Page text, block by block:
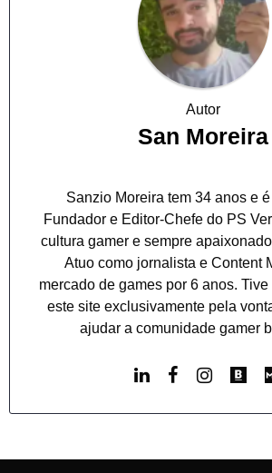
Autor
San Moreira
Sanzio Moreira tem 34 anos e
Fundador e Editor-Chefe do PS
cultura gamer e sempre
Atuo como jornalista e Content
mercado de games por 6 anos.
este site exclusivamente pela
ajudar a comunidade gamer